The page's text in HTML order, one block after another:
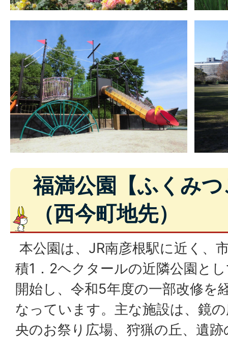
福満公園【ふくみ
（西今町地先）
本公園は、JR南彦根駅に近く、
積1．2ヘクタールの近隣公園と
開始し、令和5年度の一部改修を
なっています。主な施設は、鏡
央のお祭り広場、狩猟の丘、遺